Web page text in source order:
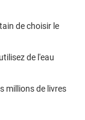
de choisir le
de l'eau
millions de livres